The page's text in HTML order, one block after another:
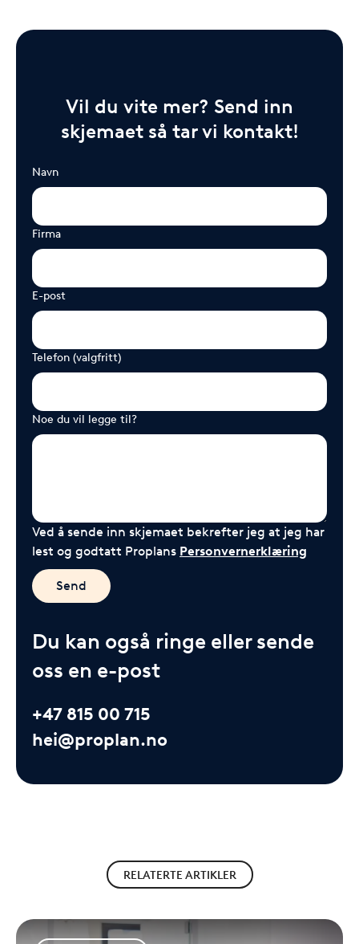
Vil du vite mer? Send inn
skjemaet så tar vi kontakt!
Navn
Firma
E-post
Telefon (valgfritt)
Noe du vil legge til?
Ved å sende inn skjemaet bekrefter jeg at jeg har
lest og godtatt Proplans Personvernerklæring
Send
Du kan også ringe eller sende
oss en e-post
+47 815 00 715
hei@proplan.no
RELATERTE ARTIKLER